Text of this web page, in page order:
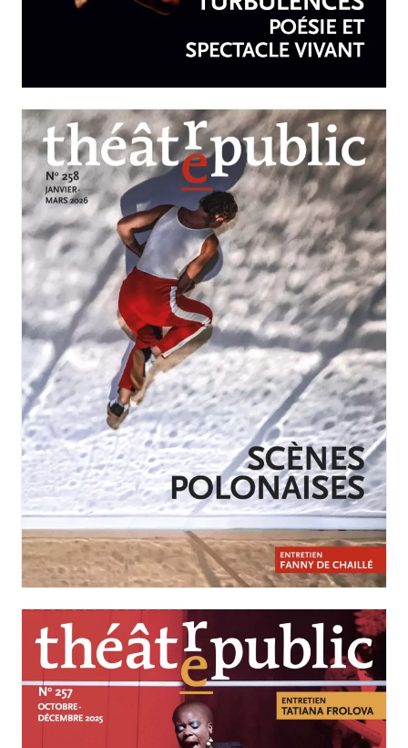
Turbulences : poésie et
spectacle vivant
JANVIER-MARS 2026
N°258
Scènes polonaises